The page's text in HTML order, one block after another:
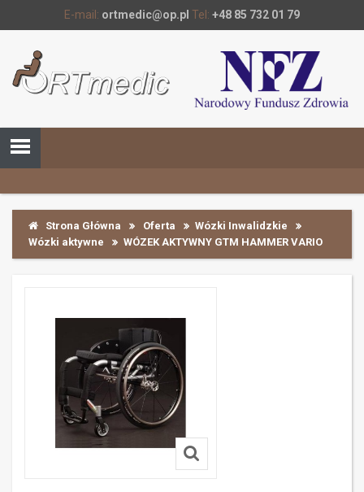
E-mail: ortmedic@op.pl Tel: +48 85 732 01 79
Strona Główna Oferta
Wózki Inwalidzkie
Wózki aktywne
WÓZEK AKTYWNY GTM HAMMER VARIO